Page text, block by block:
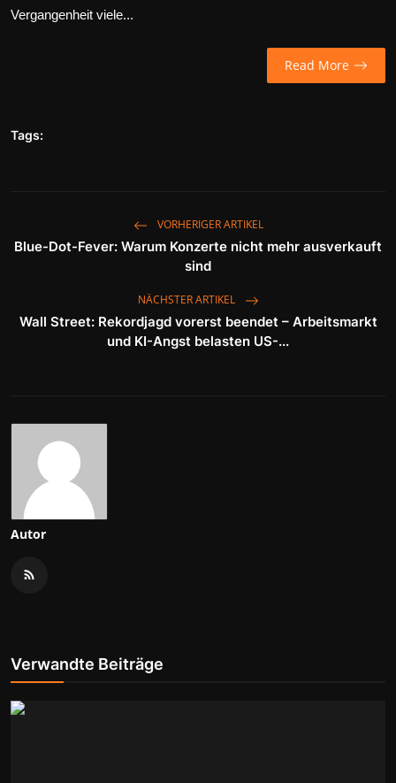
Vergangenheit viele...
Read More
Tags:
VORHERIGER ARTIKEL
Blue-Dot-Fever: Warum Konzerte nicht mehr ausverkauft
sind
NÄCHSTER ARTIKEL
Wall Street: Rekordjagd vorerst beendet – Arbeitsmarkt
und KI-Angst belasten US-...
Autor
Verwandte Beiträge